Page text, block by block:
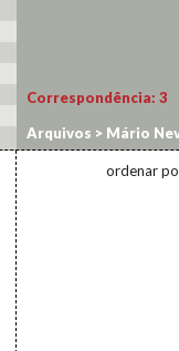
Correspondência: 3
Arquivos > Mário
ordenar